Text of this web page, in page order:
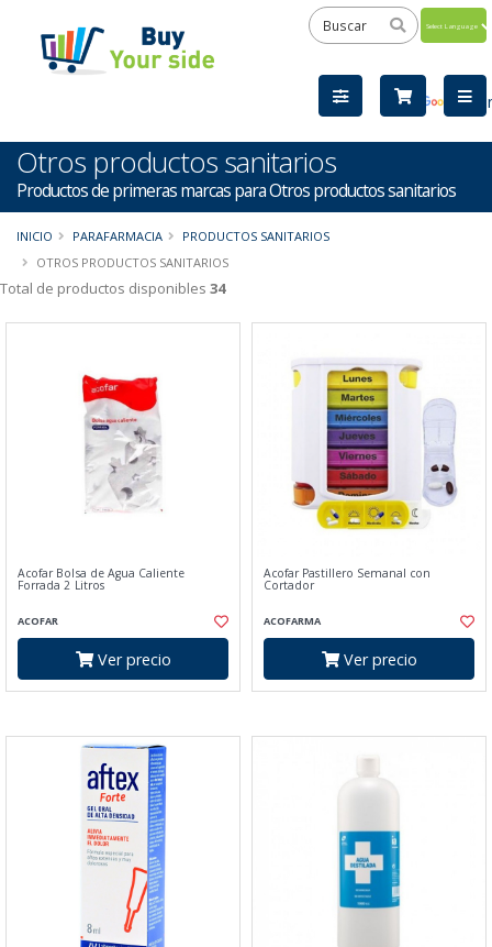
by
Otros productos sanitarios
Productos de primeras marcas para Otros productos sanitarios
INICIO PARAFARMACIA
PRODUCTOS SANITARIOS
OTROS PRODUCTOS SANITARIOS
Total de productos disponibles 34
Acofar Bolsa de Agua Caliente
Forrada 2 Litros
ACOFAR
Ver precio
Acofar Pastillero Semanal con
Cortador
ACOFARMA
Ver precio